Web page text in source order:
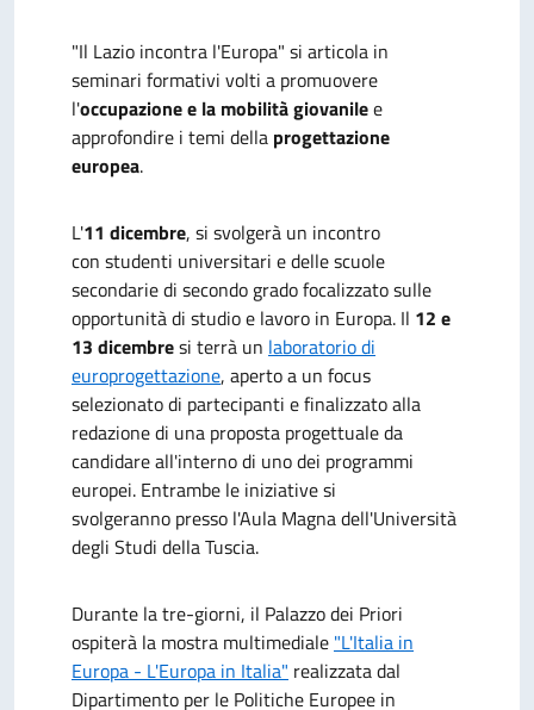
"Il Lazio incontra l'Europa" si articola in
seminari formativi volti a promuovere
l'occupazione e la mobilità giovanilee
approfondire i temi della progettazione
europea.
L'11 dicembre, si svolgerà un incontro
con studenti universitari e delle scuole
secondarie di secondo grado focalizzato sulle
opportunità di studio e lavoro in Europa. Il 12 e
13 dicembresi terrà un laboratorio di
europrogettazione, aperto a un focus
selezionato di partecipanti e finalizzato alla
redazione di una proposta progettuale da
candidare all'interno di uno dei programmi
europei. Entrambe le iniziative si
svolgeranno presso l'Aula Magna dell'Università
degli Studi della Tuscia.
Durante la tre-giorni, il Palazzo dei Priori
ospiterà la mostra multimediale "L'Italia in
Europa - L'Europa in Italia" realizzata dal
Dipartimento per le Politiche Europee in